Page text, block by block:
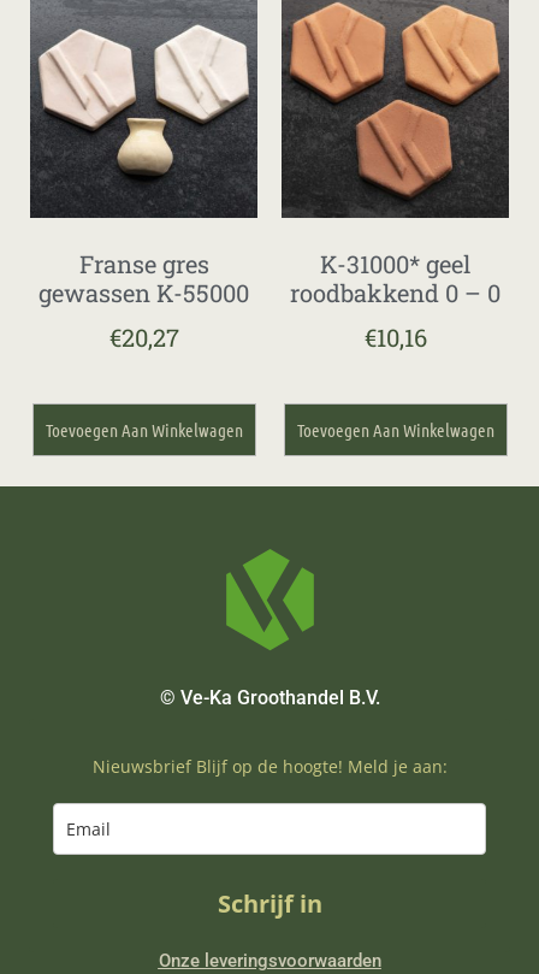
Franse gres
gewassen K-55000
€20,27
Toevoegen Aan Winkelwagen
K-31000* geel
roodbakkend 0 – 0
€10,16
Toevoegen Aan Winkelwagen
© Ve-Ka Groothandel B.V.
Nieuwsbrief Blijf op de hoogte! Meld je aan:
Schrijf in
Onze leveringsvoorwaarden